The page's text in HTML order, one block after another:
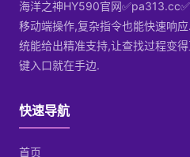
海洋之神HY590官网
移动端操作,复杂指令也能快速响
统能给出精准支持,让查找过程变
键入口就在手边.
快速导航
首页